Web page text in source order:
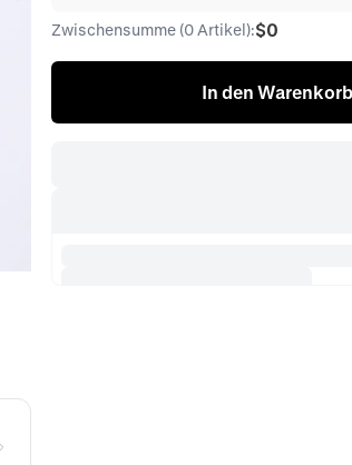
Zwischensumme (0 Artikel):$0
In den